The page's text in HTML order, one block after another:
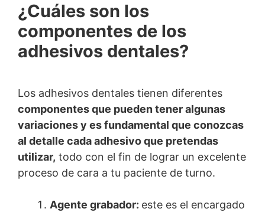
¿Cuáles son los
componentes de los
adhesivos dentales?
Los adhesivos dentales tienen diferentes
componentes que pueden tener algunas
variaciones y es fundamental que conozcas
al detalle cada adhesivo que pretendas
utilizar, todo con el fin de lograr un excelente
proceso de cara a tu paciente de turno.
Agente grabador: este es el encargado